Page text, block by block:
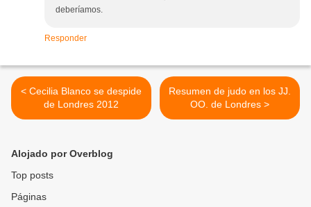
deberíamos.
Responder
< Cecilia Blanco se despide
de Londres 2012
Resumen de judo en los JJ.
OO. de Londres >
Alojado por Overblog
Top posts
Páginas